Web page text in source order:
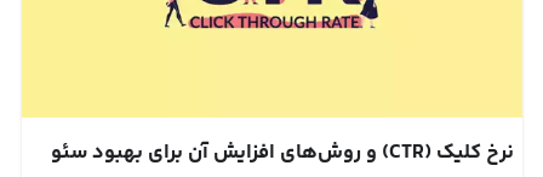
نرخ کلیک (CTR) و روش‌های افزایش آن برای بهبود سئو